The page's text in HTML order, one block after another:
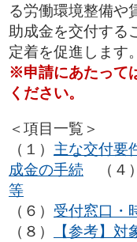
る労働環境整備や
助成金を交付する
定着を促進します。
※申請にあたって
ください。
＜項目一覧＞
（１） 主な交付要
成金の手続 （４）
等
（６） 受付窓口・
（８）
【参考】対